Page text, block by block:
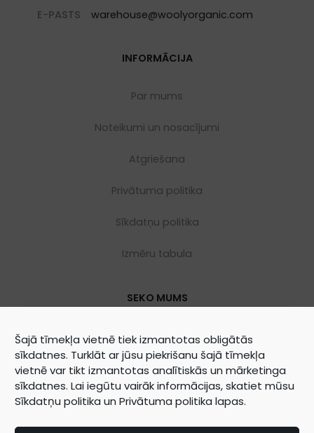
Šajā tīmekļa vietnē tiek izmantotas obligātās
sīkdatnes. Turklāt ar jūsu piekrišanu šajā tīmekļa
vietnē var tikt izmantotas analītiskās un mārketinga
sīkdatnes. Lai iegūtu vairāk informācijas, skatiet mūsu
Sīkdatņu politika un Privātuma politika lapas.
E-PASTS
warehouse@woolyorganic.com
INFORMĀCIJA
Par mums
Noteikumi un nosacījumi
Atgriešana
Privātuma politika
Sīkdatņu politika
Izmēru tabula
SEKO MUMS